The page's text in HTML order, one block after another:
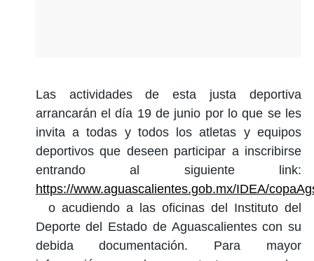
Las actividades de esta justa deportiva
arrancarán el día 19 de junio por lo que se les
invita a todas y todos los atletas y equipos
deportivos que deseen participar a inscribirse
entrando al siguiente link:
https://www.aguascalientes.gob.mx/IDEA/
o acudiendo a las oficinas del Instituto del
Deporte del Estado de Aguascalientes con su
debida documentación. Para mayor